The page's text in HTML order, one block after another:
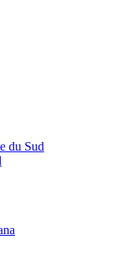
du Sud